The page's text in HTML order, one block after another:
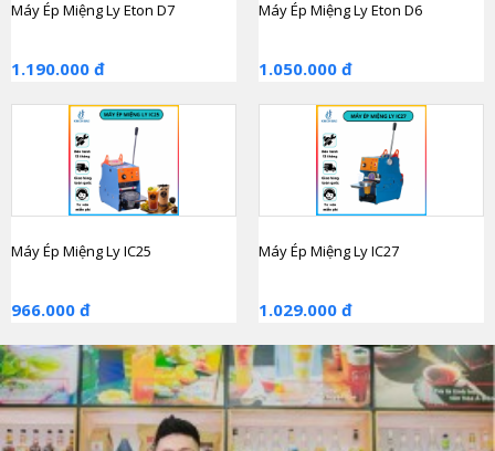
Máy Ép Miệng Ly Eton D7
1.190.000 đ
Máy Ép Miệng Ly Eton D6
1.050.000 đ
Máy Ép Miệng Ly IC25
966.000 đ
Máy Ép Miệng Ly IC27
1.029.000 đ